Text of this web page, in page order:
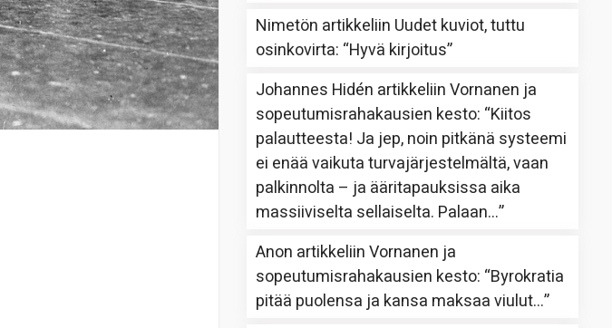
Nimetön artikkeliin Uudet kuviot, tuttu
osinkovirta: “Hyvä kirjoitus”
Johannes Hidén artikkeliinVornanen ja
sopeutumisrahakausien kesto: “Kiitos
palautteesta! Ja jep, noin pitkänä systeemi
ei enää vaikuta turvajärjestelmältä, vaan
palkinnolta – ja ääritapauksissa aika
massiiviselta sellaiselta. Palaan…”
Anon artikkeliinVornanen ja
sopeutumisrahakausien kesto: “Byrokratia
pitää puolensa ja kansa maksaa viulut…”